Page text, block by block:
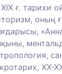
ғ. тарихи
оның
ХХ-